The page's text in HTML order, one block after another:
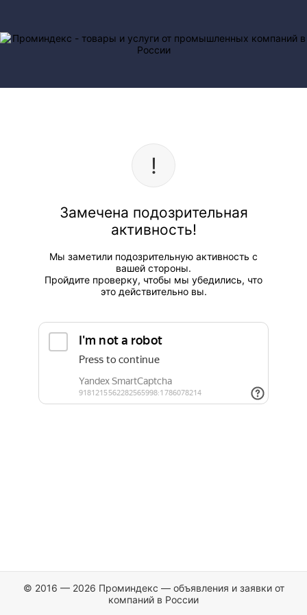
Замечена подозрительная
активность!
Мы заметили подозрительную активность с
вашей стороны.
Пройдите проверку, чтобы мы убедились, что
это действительно вы.
© 2016 — 2026 Проминдекс — объявления и заявки от
компаний в России